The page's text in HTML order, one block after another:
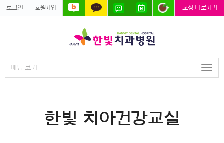
로그인 회원가입 교정 바로가기
메뉴 보기
한빛 치아건강교실